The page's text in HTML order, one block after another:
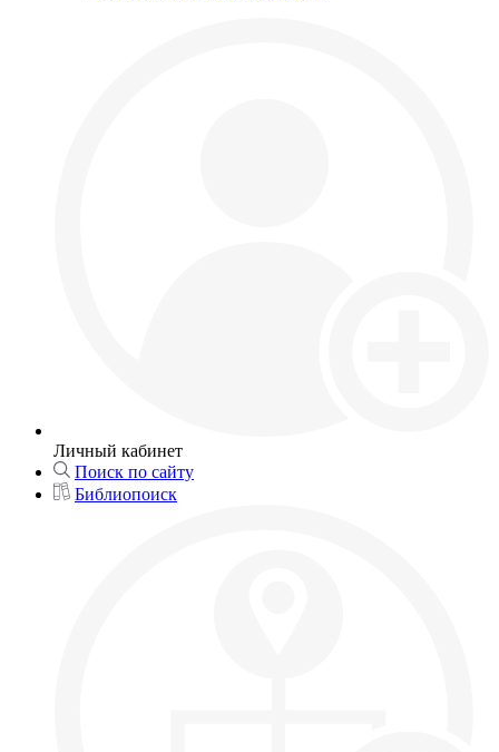
Личный кабинет
Поиск по сайту
Библиопоиск